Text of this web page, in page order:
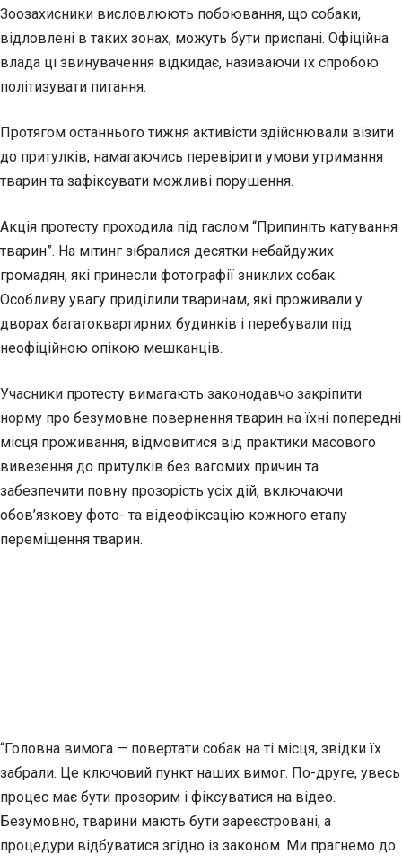
Зоозахисники висловлюють побоювання, що собаки,
відловлені в таких зонах, можуть бути приспані. Офіційна
влада ці звинувачення відкидає, називаючи їх спробою
політизувати питання.
Протягом останнього тижня активісти здійснювали візити
до притулків, намагаючись перевірити умови утримання
тварин та зафіксувати можливі порушення.
Акція протесту проходила під гаслом “Припиніть катування
тварин”. На мітинг зібралися десятки небайдужих
громадян, які принесли фотографії зниклих собак.
Особливу увагу приділили тваринам, які проживали у
дворах багатоквартирних будинків і перебували під
неофіційною опікою мешканців.
Учасники протесту вимагають законодавчо закріпити
норму про безумовне повернення тварин на їхні попередні
місця проживання, відмовитися від практики масового
вивезення до притулків без вагомих причин та
забезпечити повну прозорість усіх дій, включаючи
обов’язкову фото- та відеофіксацію кожного етапу
переміщення тварин.
“Головна вимога — повертати собак на ті місця, звідки їх
забрали. Це ключовий пункт наших вимог. По-друге, увесь
процес має бути прозорим і фіксуватися на відео.
Безумовно, тварини мають бути зареєстровані, а
процедури відбуватися згідно із законом. Ми прагнемо до